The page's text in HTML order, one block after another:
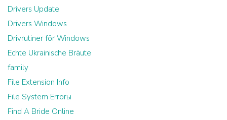
Drivers Update
Drivers Windows
Drivrutiner för Windows
Echte Ukrainische Bräute
family
File Extension Info
File System Errorы
Find A Bride Online